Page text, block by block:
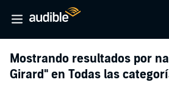
Mostrando resultados por
Girard" en Todas las